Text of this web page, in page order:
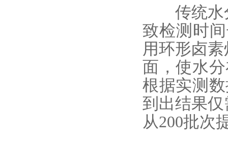
传统水分
致检测时
用环形卤
面，使水
根据实测
到出结果
从200批次